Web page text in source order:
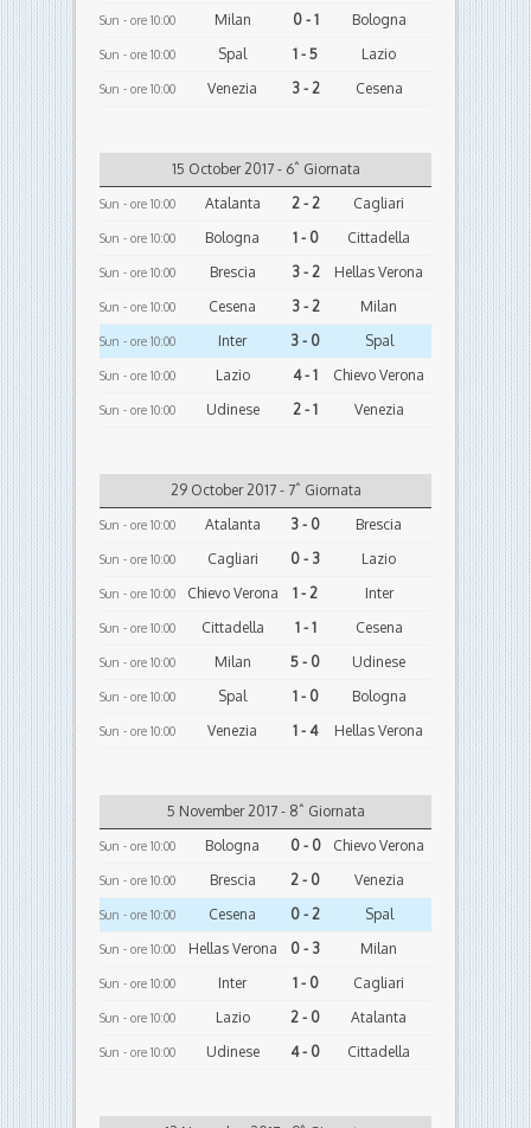
Sun - ore 10:00 Milan 0 - 1 Bologna
Sun - ore 10:00 Spal 1 - 5 Lazio
Sun - ore 10:00 Venezia 3 - 2 Cesena
15 October 2017 - 6ˆ Giornata
Sun - ore 10:00 Atalanta 2 - 2 Cagliari
Sun - ore 10:00 Bologna 1 - 0 Cittadella
Sun - ore 10:00 Brescia 3 - 2 Hellas Verona
Sun - ore 10:00 Cesena 3 - 2 Milan
Sun - ore 10:00 Inter 3 - 0 Spal
Sun - ore 10:00 Lazio 4 - 1 Chievo Verona
Sun - ore 10:00 Udinese 2 - 1 Venezia
29 October 2017 - 7ˆ Giornata
Sun - ore 10:00 Atalanta 3 - 0 Brescia
Sun - ore 10:00 Cagliari 0 - 3 Lazio
Sun - ore 10:00 Chievo Verona 1 - 2 Inter
Sun - ore 10:00 Cittadella 1 - 1 Cesena
Sun - ore 10:00 Milan 5 - 0 Udinese
Sun - ore 10:00 Spal 1 - 0 Bologna
Sun - ore 10:00 Venezia 1 - 4 Hellas Verona
5 November 2017 - 8ˆ Giornata
Sun - ore 10:00 Bologna 0 - 0 Chievo Verona
Sun - ore 10:00 Brescia 2 - 0 Venezia
Sun - ore 10:00 Cesena 0 - 2 Spal
Sun - ore 10:00 Hellas Verona 0 - 3 Milan
Sun - ore 10:00 Inter 1 - 0 Cagliari
Sun - ore 10:00 Lazio 2 - 0 Atalanta
Sun - ore 10:00 Udinese 4 - 0 Cittadella